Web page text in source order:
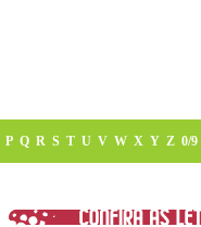
P Q R S T U V W X Y Z 0/9